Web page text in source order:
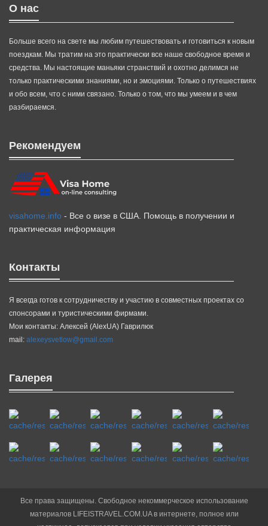
О нас
Больше всего на свете мы любим путешествовать и готовиться к новым
поездкам. Мы тратим на это практически все наше свободное время и
средства. Мы настоящие маньяки странствий и охотно делимся не
только практическими знаниями, но и эмоциями. Только о путешествиях
и обо всем, что с ними связано. Только о том, что мы умеем и в чем
разбираемся.
Рекомендуем
visahome.info - Все о визе в США. Помощь в получении и
практическая информация
Контакты
Я всегда готов к сотрудничеству и участию в совместных проектах со
спонсорами и туристическими фирмами.
Мои контакты: Алексей (AlexUA) Гаврилюк
mail: alexeysvetlow@gmail.com
Галерея
Все права защищены. Свободное некоммерческое использование
материалов LIFEISTRAVEL.COM.UA в интернете, полное или